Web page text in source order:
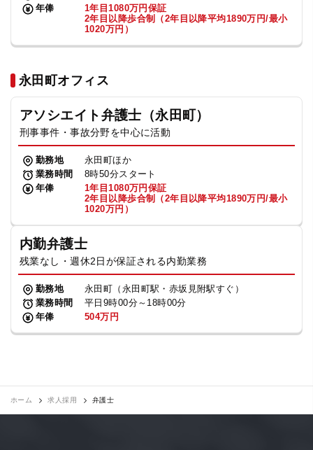
年俸
1年目1080万円保証
2年目以降歩合制（2年目以降平均1890万円/最小
1020万円）
永田町オフィス
アソシエイト弁護士（永田町）
刑事事件・事故分野を中心に活動
勤務地
永田町ほか
業務時間
8時50分スタート
年俸
1年目1080万円保証
2年目以降歩合制（2年目以降平均1890万円/最小
1020万円）
内勤弁護士
残業なし・週休2日が保証される内勤業務
勤務地
永田町（永田町駅・赤坂見附駅すぐ）
業務時間
平日9時00分～18時00分
年俸
504万円
ホーム 求人採用 弁護士